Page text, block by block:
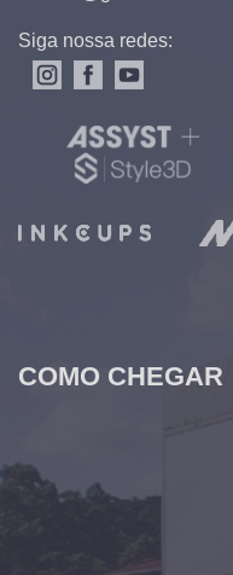
Siga nossa redes:
COMO CHEGAR